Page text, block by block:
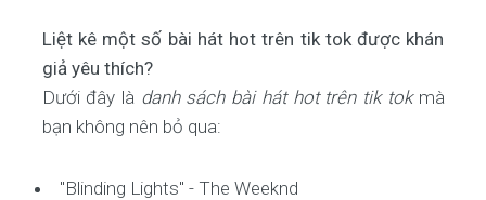
Liệt kê một số bài hát hot trên tik tok được khán
giả yêu thích?
Dưới đây là danh sách bài hát hot trên tik tokmà
bạn không nên bỏ qua:
"Blinding Lights" - The Weeknd